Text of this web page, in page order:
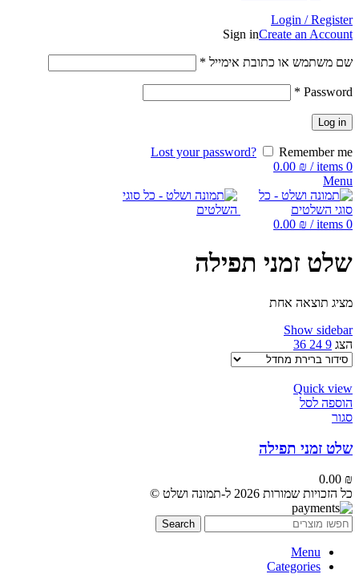
Login / Register
Sign inCreate an Account
שם משתמש או כתובת אימייל *
Password
*
Log in
Lost your password?
Remember me
0
items
/
0.00 ₪
Menu
0
items
/
0.00 ₪
שלט זמני תפילה
מציג תוצאה אחת
Show sidebar
הצג 9
24
36
Quick view
הוספה לסל
סגור
שלט זמני תפילה
0.00 ₪
כל הזכויות שמורות 2026 ל-תמונה ושלט ©
Search
Menu
Categories